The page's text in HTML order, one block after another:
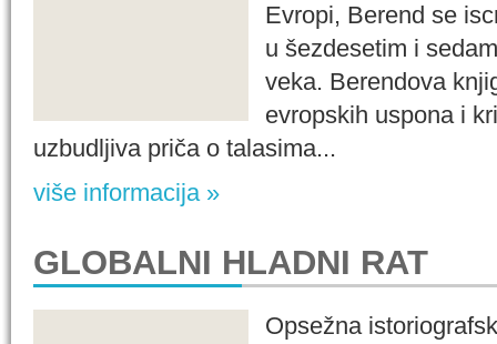
Evropi, Berend se
u šezdesetim i
veka. Berendova
evropskih uspona i
uzbudljiva priča o talasima...
više informacija »
GLOBALNI HLADNI RAT
Opsežna